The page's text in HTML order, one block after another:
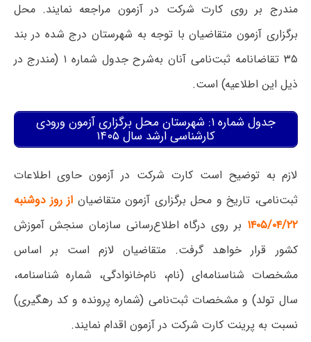
مندرج بر روی کارت شرکت در آزمون مراجعه نمایند. محل
برگزاری آزمون متقاضیان با توجه به شهرستان درج شده در بند
۳۵ تقاضانامه ثبت‌نامی آنان به‌شرح جدول شماره ۱ (مندرج در
ذیل این اطلاعیه) است.
جدول شماره ۱: شهرستان محل برگزاری آزمون ورودی
کارشناسی ارشد سال ۱۴۰۵
لازم به توضیح است کارت شرکت در آزمون حاوی اطلاعات
ثبت‌نامی، تاریخ و محل برگزاری آزمون متقاضیان از روز دوشنبه
۱۴۰۵/۰۴/۲۲ بر روی درگاه اطلاع‌رسانی سازمان سنجش آموزش
کشور قرار خواهد گرفت. متقاضیان لازم است بر اساس
مشخصات شناسنامه‌ای (نام، نام‌خانوادگی، شماره شناسنامه،
سال تولد) و مشخصات ثبت‌نامی (شماره پرونده و کد رهگیری)
نسبت به پرینت کارت شرکت در آزمون اقدام نمایند.